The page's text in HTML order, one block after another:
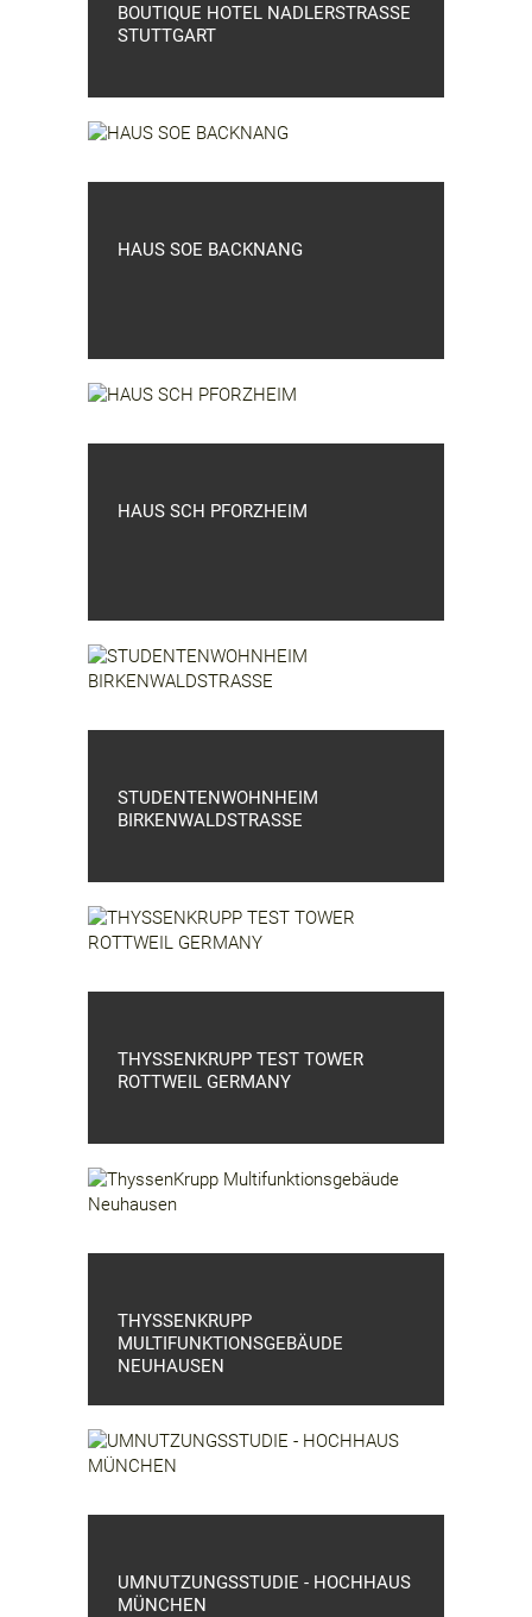
BOUTIQUE HOTEL NADLERSTRASSE
STUTTGART
HAUS SOE BACKNANG
HAUS SCH PFORZHEIM
STUDENTENWOHNHEIM
BIRKENWALDSTRASSE
THYSSENKRUPP TEST TOWER
ROTTWEIL GERMANY
THYSSENKRUPP
MULTIFUNKTIONSGEBÄUDE
NEUHAUSEN
UMNUTZUNGSSTUDIE - HOCHHAUS
MÜNCHEN